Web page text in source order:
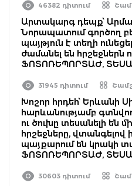
46382 դիտում
Արտակարգ դեպք՝
Նորապատում գործող
պայթյուն է տեղի
ժամանել են հրշեջներն
ՖՈՏՈՌԵՊՈՐՏԱԺ,
31945 դիտում
Խոշոր հրդեհ՝ Երևանի
հարևանությամբ
ու ծուխը տեսանելի են
հրշեջները, վտանգելով
պայքարում են կրակի
ՖՈՏՈՌԵՊՈՐՏԱԺ,
30603 դիտում